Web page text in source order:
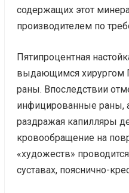
содержащих этот
производителем по
Пятипроцентная
выдающимся хирургом
раны. Впоследствии
инфицированные раны,
раздражая капилляры
кровообращение на
«художеств»
суставах, пояснично-